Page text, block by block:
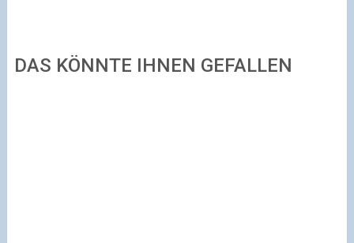
DAS KÖNNTE IHNEN GEFALLEN